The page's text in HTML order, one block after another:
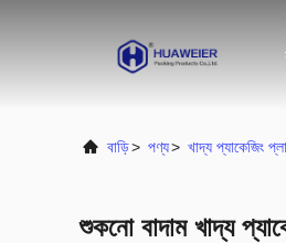
বাড়ি> পণ্য> খাদ্য প্যাকেজিং
শুকনো বাদাম খাদ্য